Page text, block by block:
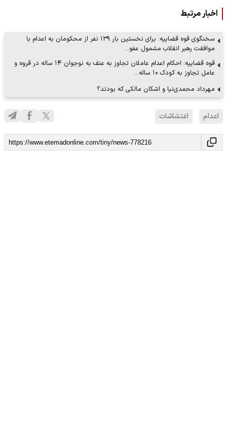
اخبار مرتبط
سخنگوی قوه قضاییه: برای نخستین بار ۱۳۹ نفر از محکومان به اعدام با
موافقت رهبر انقلاب مشمول عفو…
قوه قضاییه: احکام اعدام عاملان تجاوز به عنف به نوجوان ۱۴ ساله در قروه و
عامل تجاوز به کودک ۱۰ ساله…
مهرداد محمدی‌نیا و اشکان مالکی که بودند؟
اعدام اغتشاشات